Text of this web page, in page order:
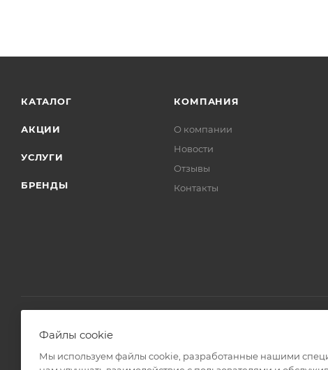
КАТАЛОГ
АКЦИИ
УСЛУГИ
БРЕНДЫ
КОМПАНИЯ
О компании
Новости
Отзывы
Контакты
2008 - 2026 © Интернет магазин Линз Курьер
Файлы cookie
Мы используем файлы cookie, разработанные нашими